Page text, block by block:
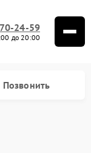
24-59
до 20:00
Позвонить